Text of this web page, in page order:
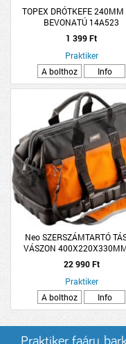
TOPEX DRÓTKEFE 240MM
BEVONATÚ 14A523
1 399 Ft
Praktiker
A bolthoz
Info
Neo SZERSZÁMTARTÓ
VÁSZON
ZSEBBEL, NEO
22 990 Ft
Praktiker
A bolthoz
Info
Praktiker faáru,